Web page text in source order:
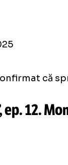
că
ep. 12.